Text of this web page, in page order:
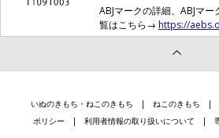
ABJマークの詳細、ABJマ
覧はこちら→ https://
いぬのきもち・ねこのきもち ねこのきもち
ポリシー
利用者情報の取り扱いについて